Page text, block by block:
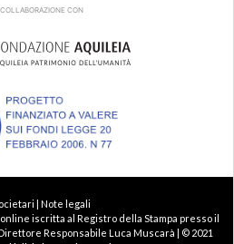
CON
| Note legali
iscritta al Registro della Stampa presso il
Responsabile Luca Muscarà | © 2021